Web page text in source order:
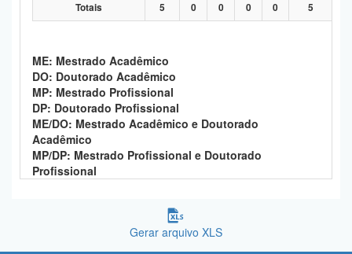
Totais 5 0 0 0 0 5
ME: Mestrado Acadêmico
DO: Doutorado Acadêmico
MP: Mestrado Profissional
DP: Doutorado Profissional
ME/DO: Mestrado Acadêmico e Doutorado
Acadêmico
MP/DP: Mestrado Profissional e Doutorado
Profissional
Gerar arquivo XLS